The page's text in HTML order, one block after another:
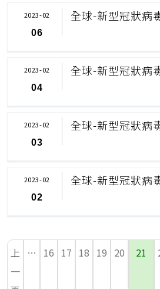
全球-新型冠狀病
2023-02
06
全球-新型冠狀病
2023-02
04
全球-新型冠狀病
2023-02
03
全球-新型冠狀病
2023-02
02
上
一
… 16 17 18 19 20 21